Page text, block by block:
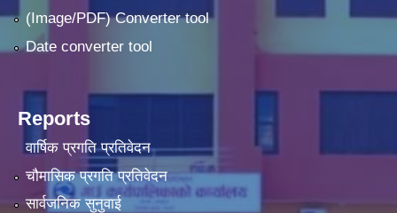
(Image/PDF) Converter tool
Date converter tool
Reports
वार्षिक प्रगति प्रतिवेदन
चौमासिक प्रगति प्रतिवेदन
सार्वजनिक सुनुवाई